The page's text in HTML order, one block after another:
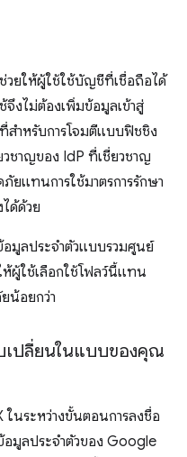
ยให้ผู้ใช้ใช้บัญชีที่เชื่อถือได้
จึงไม่ต้องเพิ่มข้อมูลเข้าสู่
สำหรับการโจมตีแบบฟิชชิง
วชาญของ IdP ที่เชี่ยวชาญ
ยแทนการใช้มาตรการรักษา
ด้ด้วย
มูลประจำตัวแบบรวมศูนย์
ผู้ใช้เลือกใช้โฟลว์นี้แทน
น้อยกว่า
เปลี่ยนในแบบของคุณ
นระหว่างขั้นตอนการลงชื่อ
อมูลประจำตัวของ Google